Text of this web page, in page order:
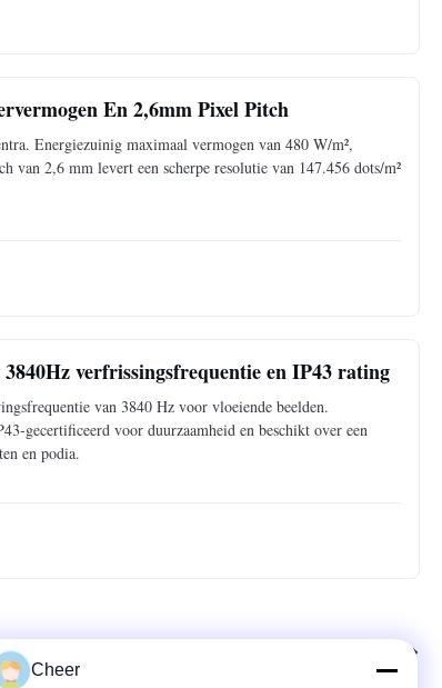
En 2,6mm Pixel Pitch
Energiezuinig maximaal vermogen van 480 W/m²,
2,6 mm levert een scherpe resolutie van 147.456 dots/m²
verfrissingsfrequentie en IP43 rating
van 3840 Hz voor vloeiende beelden.
gecertificeerd voor duurzaamheid en beschikt over een
en podia.
Cheer